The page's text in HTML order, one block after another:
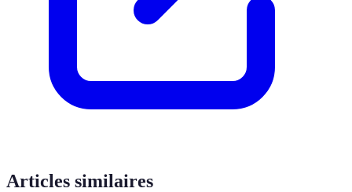
Articles similaires